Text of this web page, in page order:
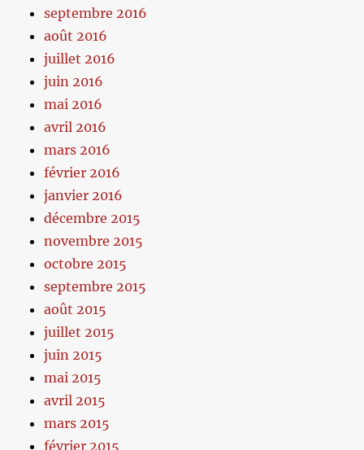
septembre 2016
août 2016
juillet 2016
juin 2016
mai 2016
avril 2016
mars 2016
février 2016
janvier 2016
décembre 2015
novembre 2015
octobre 2015
septembre 2015
août 2015
juillet 2015
juin 2015
mai 2015
avril 2015
mars 2015
février 2015